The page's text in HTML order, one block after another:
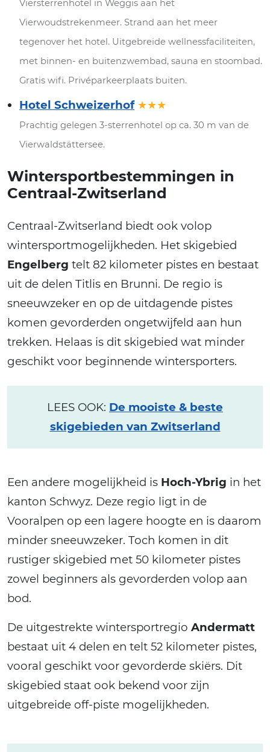
Viersterrenhotel in Weggis aan het
Vierwoudstrekenmeer. Strand aan het meer
tegenover het hotel. Uitgebreide wellnessfaciliteiten,
met binnen- en buitenzwembad, sauna en stoombad.
Gratis wifi. Privéparkeerplaats buiten.
Hotel Schweizerhof ★★★
Prachtig gelegen 3-sterrenhotel op ca. 30 m van de
Vierwaldstättersee.
Wintersportbestemmingen in
Centraal-Zwitserland
Centraal-Zwitserland biedt ook volop
wintersportmogelijkheden. Het skigebied
Engelberg telt 82 kilometer pistes en bestaat
uit de delen Titlis en Brunni. De regio is
sneeuwzeker en op de uitdagende pistes
komen gevorderden ongetwijfeld aan hun
trekken. Helaas is dit skigebied wat minder
geschikt voor beginnende wintersporters.
LEES OOK: De mooiste & beste
skigebieden van Zwitserland
Een andere mogelijkheid is Hoch-Ybrig in het
kanton Schwyz. Deze regio ligt in de
Vooralpen op een lagere hoogte en is daarom
minder sneeuwzeker. Toch komen in dit
rustiger skigebied met 50 kilometer pistes
zowel beginners als gevorderden volop aan
bod.
De uitgestrekte wintersportregio Andermatt
bestaat uit 4 delen en telt 52 kilometer pistes,
vooral geschikt voor gevorderde skiërs. Dit
skigebied staat ook bekend voor zijn
uitgebreide off-piste mogelijkheden.